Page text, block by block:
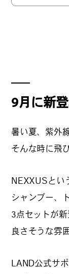
9月に新
暑い夏、紫外
そんな時に飛
NEXXUSとい
シャンプー、
3点セットが新
良さそうな雰
LAND公式サ